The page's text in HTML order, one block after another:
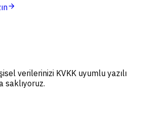
arrow_forward
verilerinizi KVKK uyumlu yazılı
saklıyoruz.